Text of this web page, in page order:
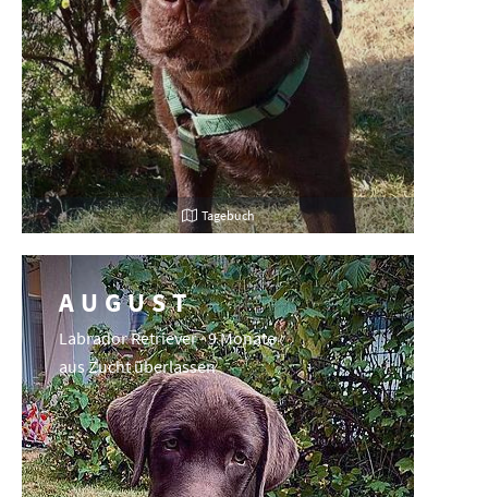
Tagebuch
AUGUST
Labrador Retriever · 9 Monate
aus Zucht überlassen